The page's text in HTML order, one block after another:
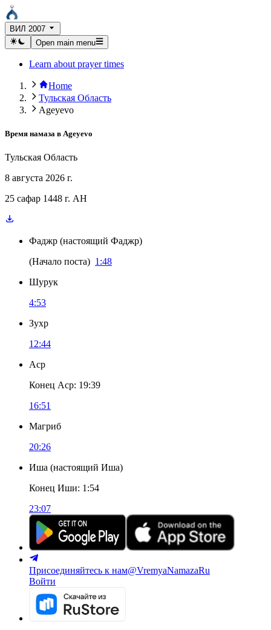
ВИЛ 2007
Open main menu
Learn about prayer times
Home
Тульская Область
Ageyevo
Время намаза в Ageyevo
Тульская Область
8 августа 2026 г.
25 сафар 1448 г. AH
Фаджр (настоящий Фаджр)
(Начало поста) 1:48
Шурук
4:53
Зухр
12:44
Аср
Конец Аср: 19:39
16:51
Магриб
20:26
Иша (настоящий Иша)
Конец Иши: 1:54
23:07
Присоединяйтесь к нам@VremyaNamazaRu
Войти